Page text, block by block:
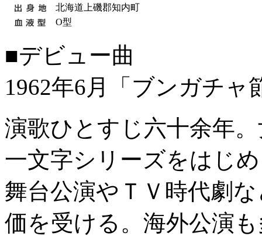
北海道上磯郡知内町
O型
■デビュー曲
1962年6月「ブンガチ
演歌ひとすじ六十余年
一文字シリーズをはじ
舞台公演やＴＶ時代劇
価を受ける。海外公演